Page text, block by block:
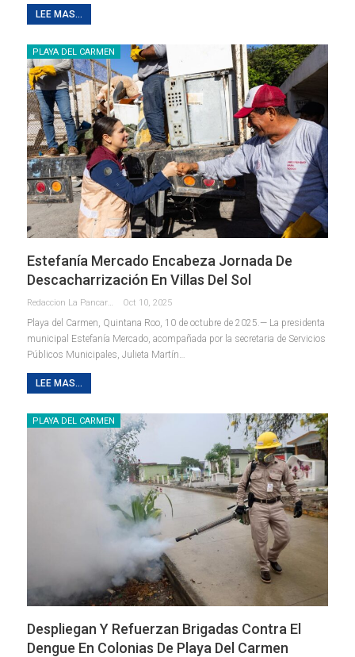
LEE MAS...
PLAYA DEL CARMEN
Estefanía Mercado Encabeza Jornada De
Descacharrización En Villas Del Sol
Oct 10, 2025
Playa del Carmen, Quintana Roo, 10 de octubre de 2025.— La presidenta
municipal Estefanía Mercado, acompañada por la secretaria de Servicios
Públicos Municipales, Julieta Martín
LEE MAS...
PLAYA DEL CARMEN
Despliegan Y Refuerzan Brigadas Contra El
Dengue En Colonias De Playa Del Carmen